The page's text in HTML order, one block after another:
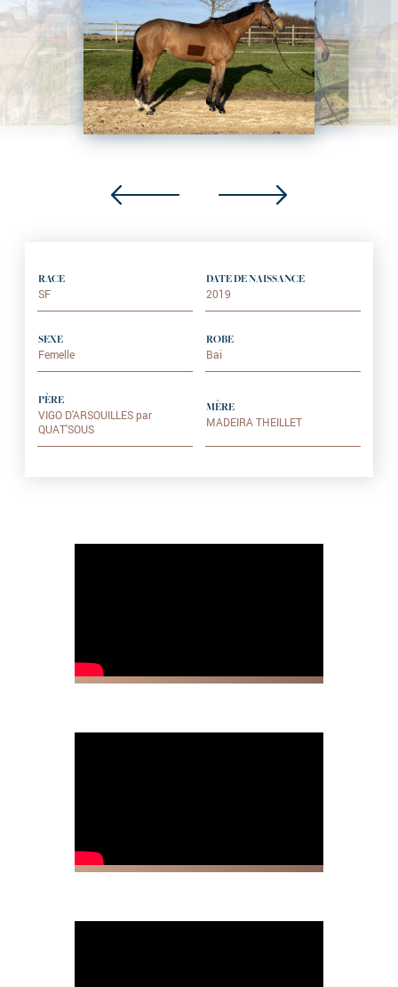
RACE
SF
DATE DE NAISSANCE
2019
SEXE
Femelle
ROBE
Bai
PÈRE
VIGO D'ARSOUILLES par
QUAT'SOUS
MÈRE
MADEIRA THEILLET